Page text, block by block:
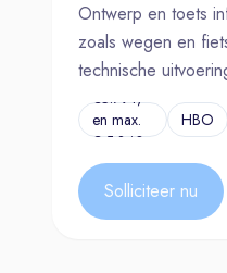
Ontwerp en toets
zoals wegen en
technische
€3.791,-
en max.
€ 5.340,-
HBO
Solliciteer nu